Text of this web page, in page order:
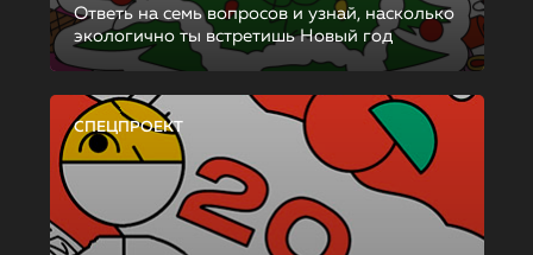
Ответь на семь вопросов и узнай, насколько
экологично ты встретишь Новый год
СПЕЦПРОЕКТ